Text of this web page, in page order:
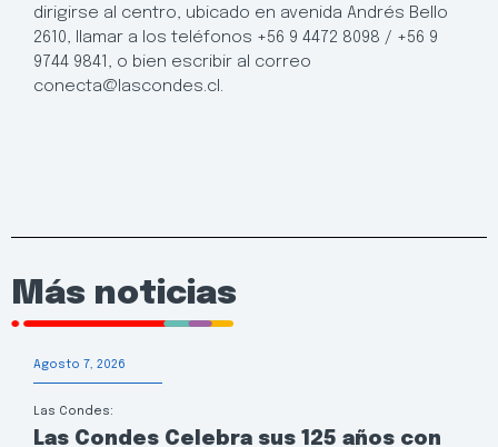
dirigirse al centro, ubicado en avenida Andrés Bello
2610, llamar a los teléfonos +56 9 4472 8098 / +56 9
9744 9841, o bien escribir al correo
conecta@lascondes.cl.
Más noticias
Agosto 7, 2026
Las Condes:
Las Condes Celebra sus 125 años con